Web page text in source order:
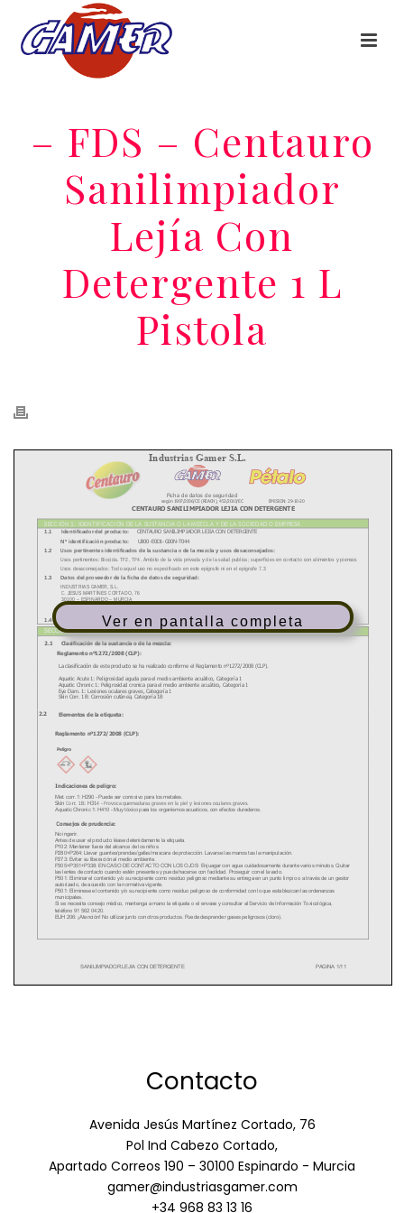
– FDS – Centauro
Sanilimpiador
Lejía Con
Detergente 1 L
Pistola
Ver en pantalla completa
Contacto
Avenida Jesús Martínez Cortado, 76
Pol Ind Cabezo Cortado,
Apartado Correos 190 – 30100 Espinardo - Murcia
gamer@industriasgamer.com
+34 968 83 13 16